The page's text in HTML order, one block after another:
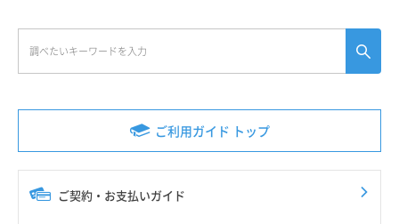
ご利用ガイド トップ
ご契約・お支払いガイド